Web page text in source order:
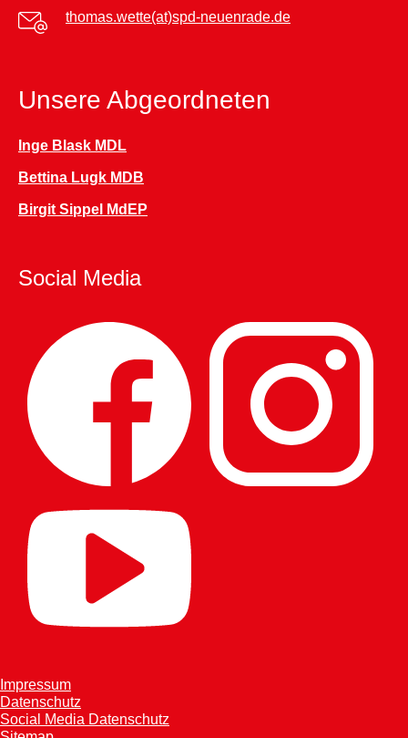
thomas.wette(at)spd-neuenrade.de
Unsere Abgeordneten
Inge Blask MDL
Bettina Lugk MDB
Birgit Sippel MdEP
Social Media
Impressum
Datenschutz
Social Media Datenschutz